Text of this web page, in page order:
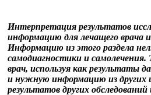
Интерпретация результатов
информацию для лечащего врача
Информацию из этого раздела
самодиагностики и
врач, используя как результаты
и нужную информацию из других
результатов других